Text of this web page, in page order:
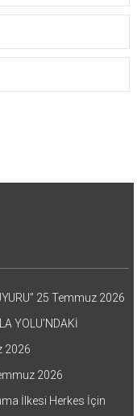
25 Temmuz 2026
YOLU’NDAKİ
2026
2026
İlkesi Herkes İçin